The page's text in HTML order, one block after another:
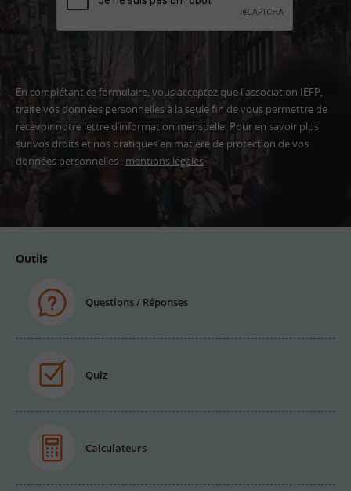
En complétant ce formulaire, vous acceptez que l'association IEFP,
traite vos données personnelles à la seule fin de vous permettre de
recevoir notre lettre d’information mensuelle. Pour en savoir plus
sur vos droits et nos pratiques en matière de protection de vos
données personnelles : mentions légales
Outils
Questions / Réponses
Quiz
Calculateurs